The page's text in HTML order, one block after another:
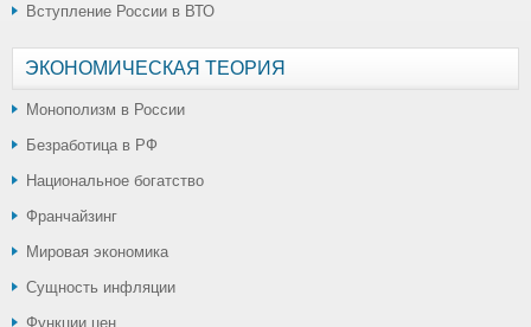
Вступление России в ВТО
ЭКОНОМИЧЕСКАЯ ТЕОРИЯ
Монополизм в России
Безработица в РФ
Национальное богатство
Франчайзинг
Мировая экономика
Сущность инфляции
Функции цен